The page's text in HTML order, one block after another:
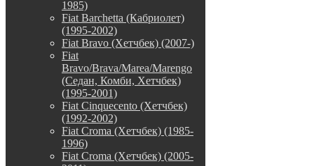
1985)
Fiat Barchetta (Кабриолет)
(1995-2002)
Fiat Bravo (Хетчбек) (2007-)
Fiat
Bravo/Brava/Marea/Marengo
(Седан, Комби, Хетчбек)
(1995-2001)
Fiat Cinquecento (Хетчбек)
(1992-2002)
Fiat Croma (Хетчбек) (1985-
1996)
Fiat Croma (Хетчбек) (2005-